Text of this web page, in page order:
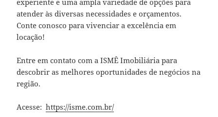
atender às diversas necessidades e orçamentos.
Conte conosco para vivenciar a excelência em
locação!
Entre em contato com a ISMÊ Imobiliária para
descobrir as melhores oportunidades de negócios na
região.
Acesse:https://isme.com.br/